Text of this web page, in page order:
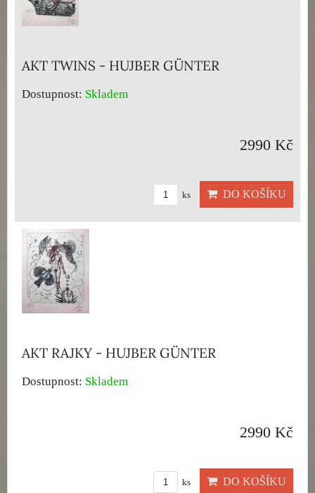
AKT TWINS - HUJBER GÜNTER
Dostupnost: Skladem
2990 Kč
ks DO KOŠÍKU
AKT RAJKY - HUJBER GÜNTER
Dostupnost: Skladem
2990 Kč
ks DO KOŠÍKU